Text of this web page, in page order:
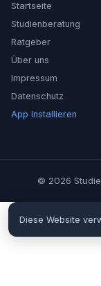
Startseite
Studienberatung
Ratgeber
Über uns
Impressum
Datenschutz
App installieren
© 2026
Diese Website